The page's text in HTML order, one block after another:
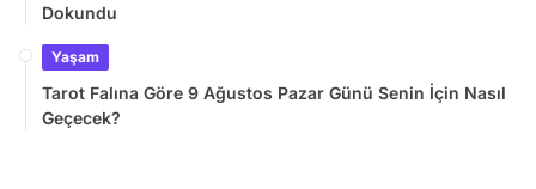
Dokundu
Yaşam
Tarot Falına Göre 9 Ağustos Pazar Günü Senin İçin Nasıl
Geçecek?